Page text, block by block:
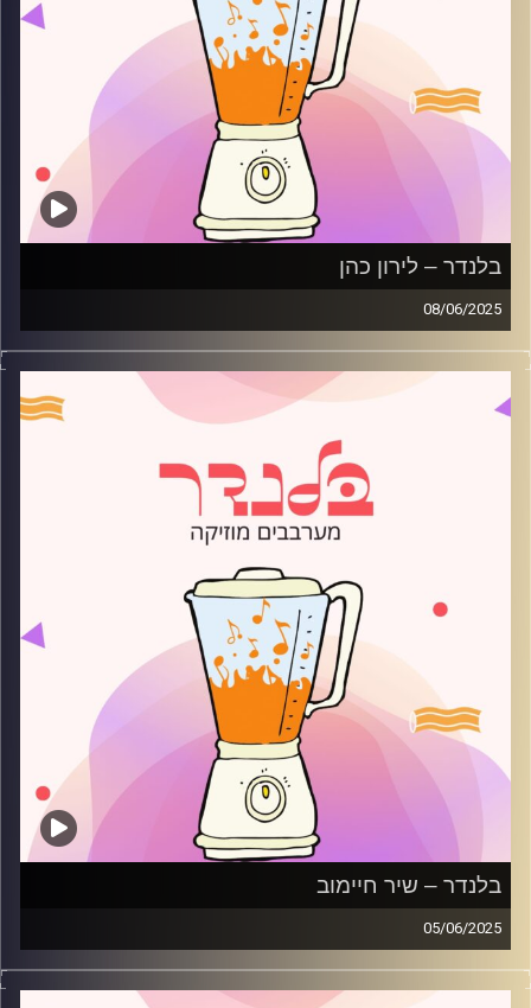
בלנדר – לירון כהן
08/06/2025
מוזיקה רגועה לפתוח איתה את הבוקר בהגשת לירון כהן
קרדיט תמונות:
AudioVersity
בלנדר – שיר חיימוב
05/06/2025
מוזיקה רגועה לפתוח איתה את הבוקר בהגשת שיר חיימוב